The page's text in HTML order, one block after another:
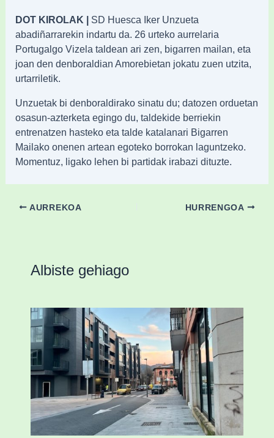
DOT KIROLAK | SD Huesca Iker Unzueta
abadiñarrarekin indartu da. 26 urteko aurrelaria
Portugalgo Vizela taldean ari zen, bigarren mailan, eta
joan den denboraldian Amorebietan jokatu zuen utzita,
urtarriletik.
Unzuetak bi denboraldirako sinatu du; datozen orduetan
osasun-azterketa egingo du, taldekide berriekin
entrenatzen hasteko eta talde katalanari Bigarren
Mailako onenen artean egoteko borrokan laguntzeko.
Momentuz, ligako lehen bi partidak irabazi dituzte.
AURREKOA HURRENGOA
Albiste gehiago
Udal etxebizitza tasatuei buruzko lehen
ordenantza izango du Durangok